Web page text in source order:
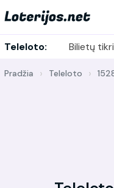
Teleloto: Bilietų
Pradžia Teleloto